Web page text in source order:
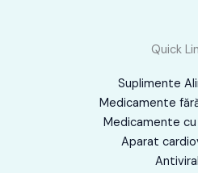
Quick
Suplimente
Medicamente
Medicamente
Aparat